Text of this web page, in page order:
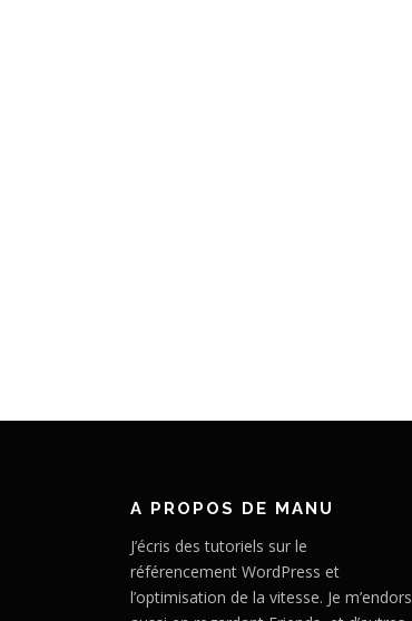
A PROPOS DE MANU
J’écris des tutoriels sur le
référencement WordPress et
l’optimisation de la vitesse. Je m’endors